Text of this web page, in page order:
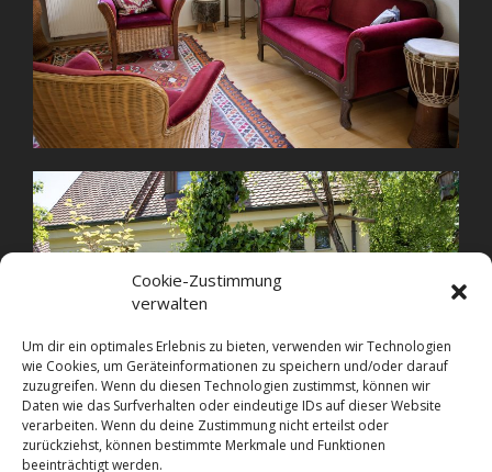
Cookie-Zustimmung
verwalten
Um dir ein optimales Erlebnis zu bieten, verwenden wir Technologien
wie Cookies, um Geräteinformationen zu speichern und/oder darauf
zuzugreifen. Wenn du diesen Technologien zustimmst, können wir
Daten wie das Surfverhalten oder eindeutige IDs auf dieser Website
verarbeiten. Wenn du deine Zustimmung nicht erteilst oder
zurückziehst, können bestimmte Merkmale und Funktionen
beeinträchtigt werden.